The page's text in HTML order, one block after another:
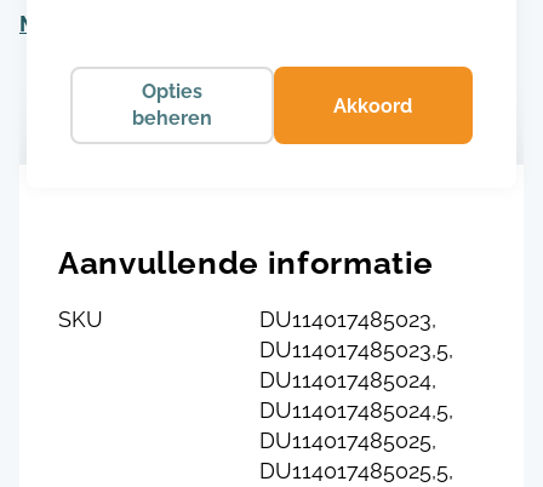
Meer informatie
Aanvullende informatie
SKU
DU114017485023,
DU114017485023,5,
DU114017485024,
DU114017485024,5,
DU114017485025,
DU114017485025,5,
Opties
beheren
Akkoord